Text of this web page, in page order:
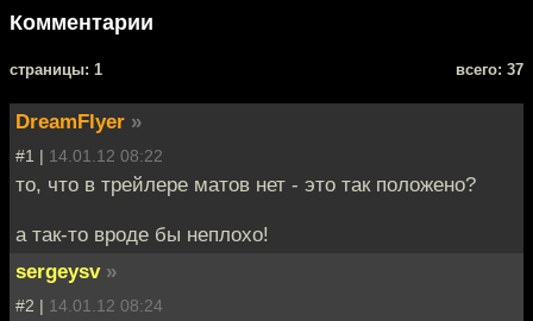
Комментарии
cтраницы: 1 всего: 37
DreamFlyer »
#1 | 14.01.12 08:22
то, что в трейлере матов нет - это так положено?
а так-то вроде бы неплохо!
sergeysv »
#2 | 14.01.12 08:24